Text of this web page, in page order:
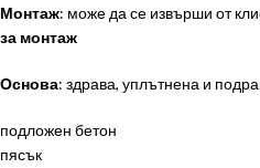
Монтаж: може да се извърши от
за монтаж
Основа: здрава, уплътнена и
подложен бетон
пясък